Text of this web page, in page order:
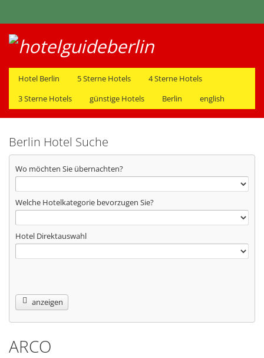
Hotel Berlin 5 Sterne Hotels
4 Sterne Hotels
3 Sterne Hotels
günstige Hotels Berlin english
Berlin Hotel Suche
Wo möchten Sie übernachten?
Welche Hotelkategorie bevorzugen Sie?
Hotel Direktauswahl
anzeigen
ARCO